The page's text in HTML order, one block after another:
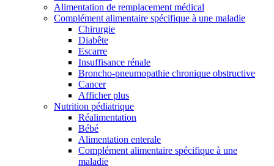
Alimentation de remplacement médical
Complément alimentaire spécifique à une maladie
Chirurgie
Diabête
Escarre
Insuffisance rénale
Broncho-pneumopathie chronique obstructive
Cancer
Afficher plus
Nutrition pédiatrique
Réalimentation
Bébé
Alimentation enterale
Complément alimentaire spécifique à une
maladie